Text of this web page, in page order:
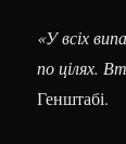
«У всіх
по цілях.
Генштабі.